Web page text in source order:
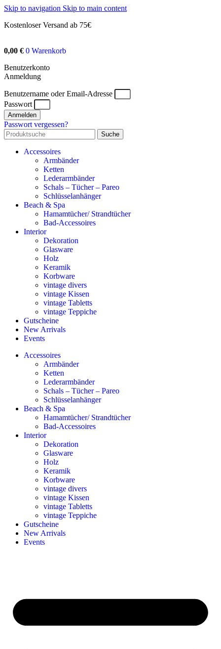
Skip to navigation Skip to main content
Kostenloser Versand ab 75€
0,00 € 0 Warenkorb
Benutzerkonto
Anmeldung
Benutzername oder Email-Adresse
Passwort
Anmelden
Passwort vergessen?
Suche
Accessoires
Armbänder
Ketten
Lederarmbänder
Schals – Tücher – Pareo
Schlüsselanhänger
Beach & Spa
Hamamtücher/ Strandtücher
Bad-Accessoires
Interior
Dekoration
Glasware
Holz
Keramik
Korbware
vintage divers
vintage Kissen
vintage Tabletts
vintage Teppiche
Gutscheine
New Arrivals
Events
Accessoires
Armbänder
Ketten
Lederarmbänder
Schals – Tücher – Pareo
Schlüsselanhänger
Beach & Spa
Hamamtücher/ Strandtücher
Bad-Accessoires
Interior
Dekoration
Glasware
Holz
Keramik
Korbware
vintage divers
vintage Kissen
vintage Tabletts
vintage Teppiche
Gutscheine
New Arrivals
Events